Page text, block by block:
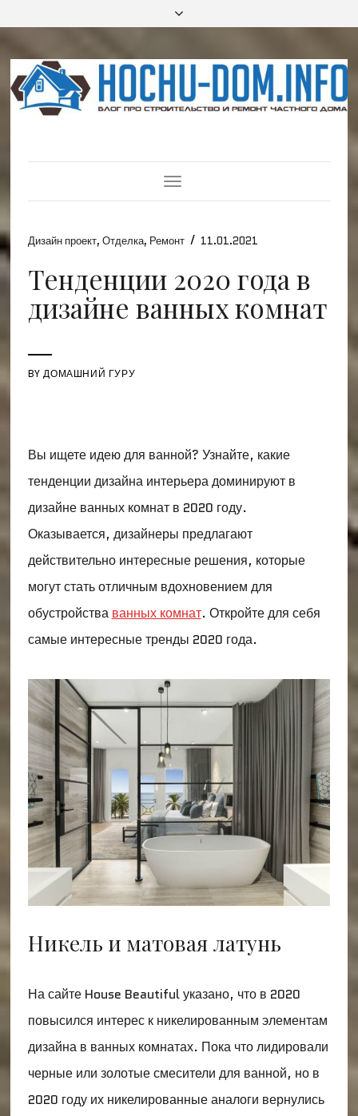
Toggle
Navigation
Дизайн проект, Отделка, Ремонт / 11.01.2021
Тенденции 2020 года в
дизайне ванных комнат
BYДОМАШНИЙ ГУРУ
Вы ищете идею для ванной? Узнайте, какие
тенденции дизайна интерьера доминируют в
дизайне ванных комнат в 2020 году.
Оказывается, дизайнеры предлагают
действительно интересные решения, которые
могут стать отличным вдохновением для
обустройства ванных комнат. Откройте для себя
самые интересные тренды 2020 года.
Никель и матовая латунь
На сайте House Beautiful указано, что в 2020
повысился интерес к никелированным элементам
дизайна в ванных комнатах. Пока что лидировали
черные или золотые смесители для ванной, но в
2020 году их никелированные аналоги вернулись